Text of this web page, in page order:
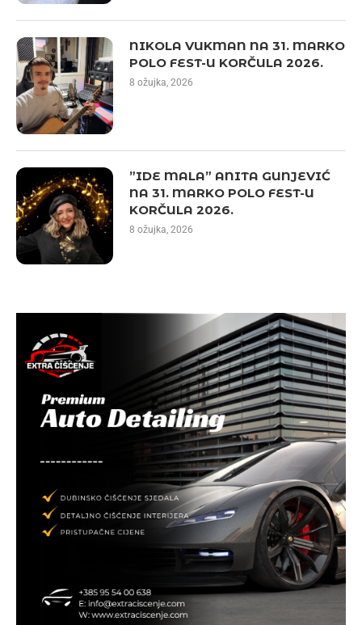
NIKOLA VUKMAN NA 31. MARKO
POLO FEST-U KORČULA 2026.
8 ožujka, 2026
”IDE MALA” ANITA GUNJEVIĆ
NA 31. MARKO POLO FEST-U
KORČULA 2026.
8 ožujka, 2026